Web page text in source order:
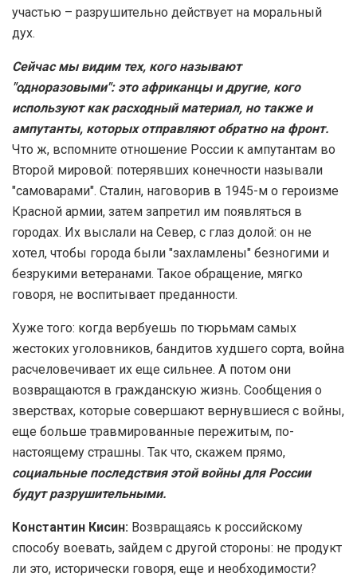
участью – разрушительно действует на моральный
дух.
Сейчас мы видим тех, кого называют
"одноразовыми": это африканцы и другие, кого
используют как расходный материал, но также и
ампутанты, которых отправляют обратно на фронт.
Что ж, вспомните отношение России к ампутантам во
Второй мировой: потерявших конечности называли
"самоварами". Сталин, наговорив в 1945-м о героизме
Красной армии, затем запретил им появляться в
городах. Их выслали на Север, с глаз долой: он не
хотел, чтобы города были "захламлены" безногими и
безрукими ветеранами. Такое обращение, мягко
говоря, не воспитывает преданности.
Хуже того: когда вербуешь по тюрьмам самых
жестоких уголовников, бандитов худшего сорта, война
расчеловечивает их еще сильнее. А потом они
возвращаются в гражданскую жизнь. Сообщения о
зверствах, которые совершают вернувшиеся с войны,
еще больше травмированные пережитым, по-
настоящему страшны. Так что, скажем прямо,
социальные последствия этой войны для России
будут разрушительными.
Константин Кисин: Возвращаясь к российскому
способу воевать, зайдем с другой стороны: не продукт
ли это, исторически говоря, еще и необходимости?